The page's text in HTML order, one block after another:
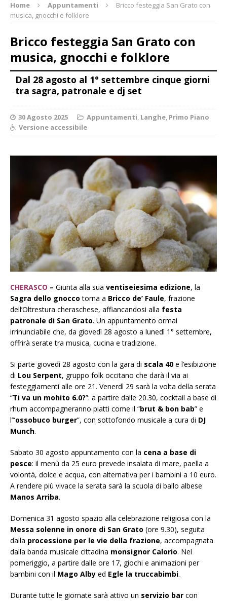
Home Appuntamenti
Bricco festeggia San Grato con
musica, gnocchi e folklore
Bricco festeggia San Grato con
musica, gnocchi e folklore
Dal 28 agosto al 1° settembre cinque giorni
tra sagra, patronale e dj set
30 Agosto 2025 Appuntamenti, Langhe, Primo Piano
Versione accessibile
CHERASCO – Giunta alla sua ventiseiesima edizione, la
Sagra dello gnocco torna a Bricco de’ Faule, frazione
dell’Oltrestura cheraschese, affiancandosi alla festa
patronale di San Grato. Un appuntamento ormai
irrinunciabile che, da giovedì 28 agosto a lunedì 1° settembre,
offrirà serate tra musica, cucina e tradizione.
Si parte giovedì 28 agosto con la gara di scala 40 e l’esibizione
di Lou Serpent, gruppo folk occitano che darà il via ai
festeggiamenti alle ore 21. Venerdì 29 sarà la volta della serata
“Ti va un mohito 6.0?”: a partire dalle 20.30, cocktail a base di
rhum accompagneranno piatti come il “brut & bon bab” e
l’“ossobuco burger”, con sottofondo musicale a cura di DJ
Munch.
Sabato 30 agosto appuntamento con la cena a base di
pesce: il menù da 25 euro prevede insalata di mare, paella a
volontà, dolce e acqua, con alternativa per i bambini a 10 euro.
A rendere più vivace la serata sarà la scuola di ballo albese
Manos Arriba.
Domenica 31 agosto spazio alla celebrazione religiosa con la
Messa solenne in onore di San Grato (ore 9.30), seguita
dalla processione per le vie della frazione, accompagnata
dalla banda musicale cittadina monsignor Calorio. Nel
pomeriggio, a partire dalle ore 17, giochi e animazioni per
bambini con il Mago Alby ed Egle la truccabimbi.
Durante tutte le giornate sarà attivo un servizio bar con